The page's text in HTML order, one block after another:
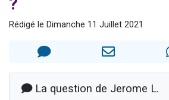
Il reste 49 places pour
Rédigé le Dimanche 11 Juillet 2021
La question de Jerome L.